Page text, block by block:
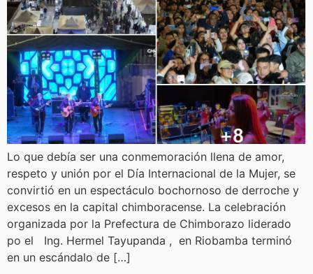
Lo que debía ser una conmemoración llena de amor,
respeto y unión por el Día Internacional de la Mujer, se
convirtió en un espectáculo bochornoso de derroche y
excesos en la capital chimboracense. La celebración
organizada por la Prefectura de Chimborazo liderado
po el Ing. Hermel Tayupanda , en Riobamba terminó
en un escándalo de […]